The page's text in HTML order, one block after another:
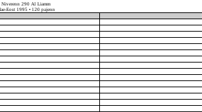
Niverenn 290 Al Liamm
Eost 1995 • 120 pajenn